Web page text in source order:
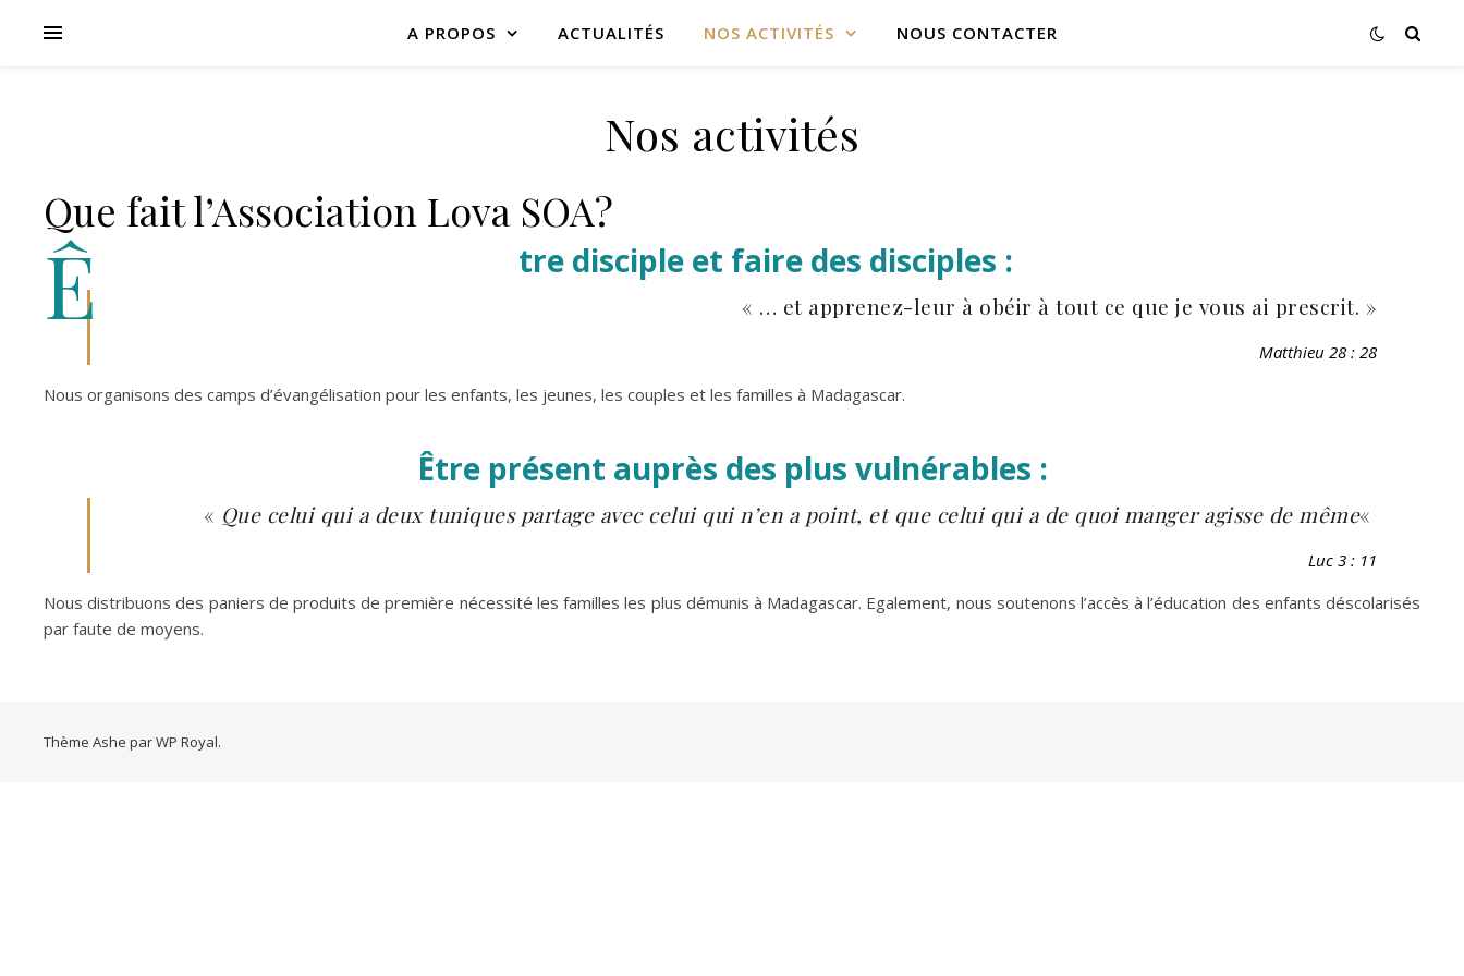
A PROPOS ACTUALITÉS NOS ACTIVITÉS NOUS CONTACTER
Nos activités
Que fait l’Association Lova SOA?
Ê tre disciple et faire des disciples :
« … et apprenez-leur à obéir à tout ce que je vous ai prescrit. »
Matthieu 28 : 28
Nous organisons des camps d’évangélisation pour les enfants, les jeunes, les couples et les familles à Madagascar.
Être présent auprès des plus vulnérables :
« Que celui qui a deux tuniques partage avec celui qui n’en a point, et que celui qui a de quoi manger agisse de même«
Luc 3 : 11
Nous distribuons des paniers de produits de première nécessité les familles les plus démunis à Madagascar. Egalement, nous soutenons l’accès à l’éducation des enfants déscolarisés
par faute de moyens.
Thème Ashe parWP Royal.